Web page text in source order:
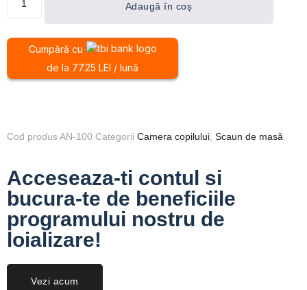
Adaugă în coș
Cumpără cu
de la 77.25 LEI / lună
Cod produsAN-100 Categorii Camera copilului, Scaun de masă
Acceseaza-ti contul si
bucura-te de beneficiile
programului nostru de
loializare!
Vezi acum